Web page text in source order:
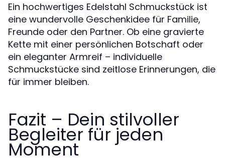
Ein hochwertiges Edelstahl Schmuckstück ist
eine wundervolle Geschenkidee für Familie,
Freunde oder den Partner. Ob eine gravierte
Kette mit einer persönlichen Botschaft oder
ein eleganter Armreif – individuelle
Schmuckstücke sind zeitlose Erinnerungen, die
für immer bleiben.
Fazit – Dein stilvoller
Begleiter für jeden
Moment